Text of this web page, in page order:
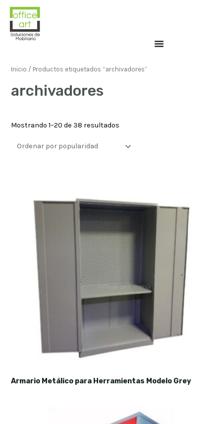
Inicio / Productos etiquetados “archivadores”
archivadores
Mostrando 1–20 de 38 resultados
Armario Metálico para Herramientas Modelo Grey